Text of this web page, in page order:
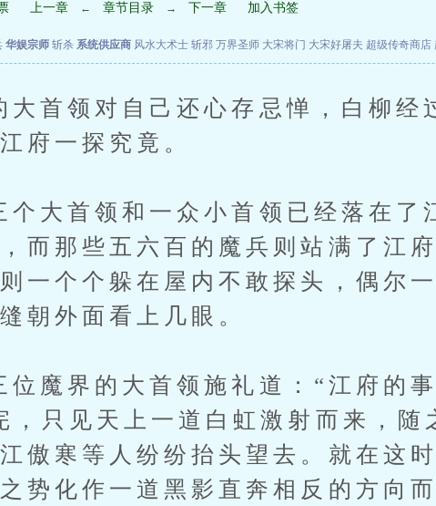
上一章 ← 章节目录 → 下一章 加入书签
华娱宗师 斩杀 系统供应商 风水大术士 斩邪 万界圣师 大宋将门 大宋好屠夫 超级传奇商店
首领对自己还心存忌惮，白柳经
府一探究竟。
大首领和一众小首领已经落在了
而那些五六百的魔兵则站满了江
一个个躲在屋内不敢探头，偶尔
朝外面看上几眼。
魔界的大首领施礼道：“江府的事
，只见天上一道白虹激射而来，随
傲寒等人纷纷抬头望去。就在这
势化作一道黑影直奔相反的方向